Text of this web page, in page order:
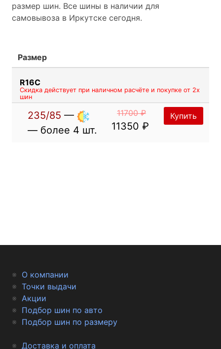
размер шин. Все шины в наличии для
самовывоза в Иркутске сегодня.
Размер
R16C
Скидка действует при наличном расчёте и покупке от 2х
шин
235/85 —
— более 4 шт.
11700 ₽
11350 ₽
Купить
О компании
Точки выдачи
Акции
Подбор шин по авто
Подбор шин по размеру
Доставка и оплата